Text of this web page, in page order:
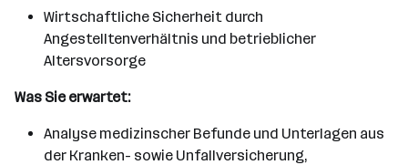
Wirtschaftliche Sicherheit durch
Angestelltenverhältnis und betrieblicher
Altersvorsorge
Was Sie erwartet:
Analyse medizinscher Befunde und Unterlagen aus
der Kranken- sowie Unfallversicherung,